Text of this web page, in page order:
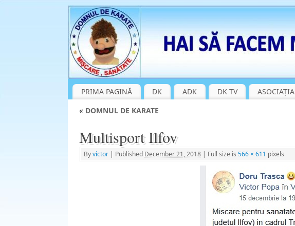
PRIMA PAGINĂ DK ADK DK TV ASOCIAȚIA
«DOMNUL DE KARATE
Multisport Ilfov
By victor | Published December 21, 2018 | Full size is 566 × 611 pixels